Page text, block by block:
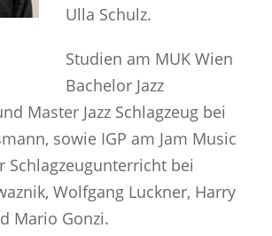
Ulla Schulz.
Studien am MUK Wien
Bachelor Jazz
Master Jazz Schlagzeug bei
sowie IGP am Jam Music
Schlagzeugunterricht bei
Wolfgang Luckner, Harry
Mario Gonzi.